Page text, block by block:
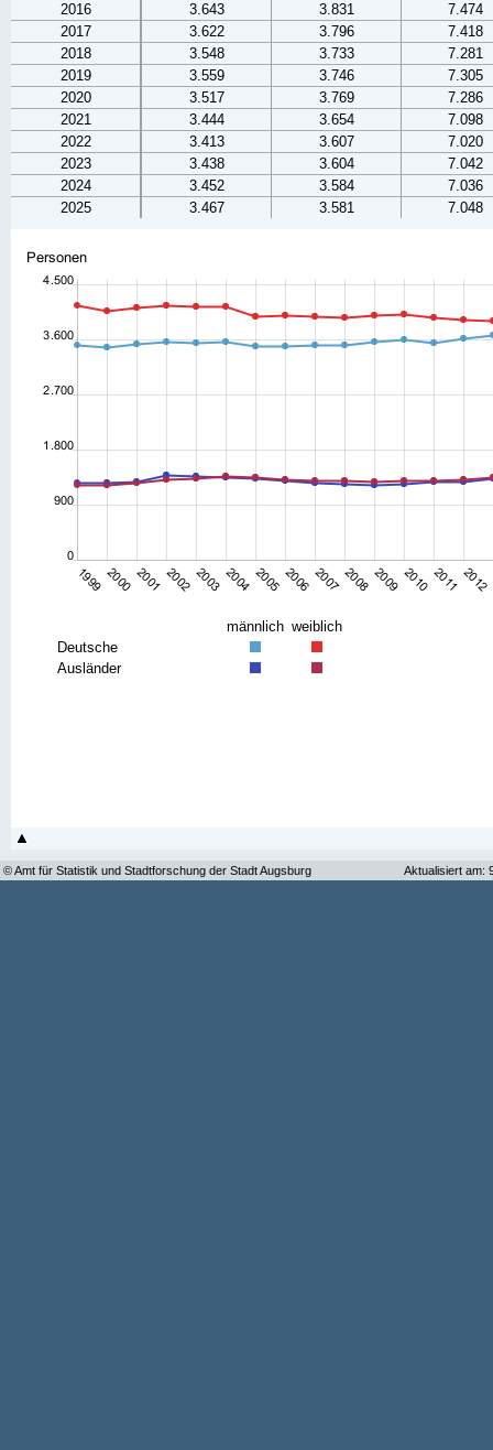
2016
3.643 3.831
7.474
2017
3.622 3.796
7.418
2018
3.548 3.733
7.281
2019
3.559 3.746
7.305
2020
3.517 3.769
7.286
2021
3.444 3.654
7.098
2022
3.413 3.607
7.020
2023
3.438 3.604
7.042
2024
3.452 3.584
7.036
2025
3.467 3.581 7.048
männlich weiblich
Deutsche
Ausländer
© Amt für Statistik und Stadtforschung der Stadt Augsburg Aktualisiert am: